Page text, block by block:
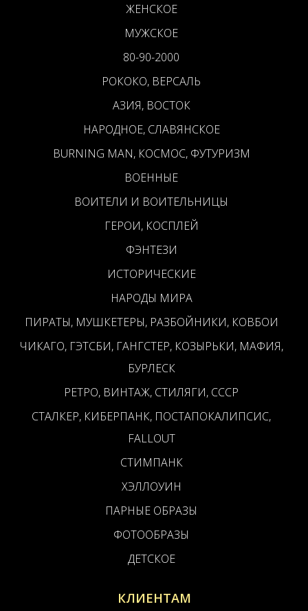
ЖЕНСКОЕ
МУЖСКОЕ
80-90-2000
РОКОКО, ВЕРСАЛЬ
АЗИЯ, ВОСТОК
НАРОДНОЕ, СЛАВЯНСКОЕ
BURNING MAN, КОСМОС, ФУТУРИЗМ
ВОЕННЫЕ
ВОИТЕЛИ И ВОИТЕЛЬНИЦЫ
ГЕРОИ, КОСПЛЕЙ
ФЭНТЕЗИ
ИСТОРИЧЕСКИЕ
НАРОДЫ МИРА
ПИРАТЫ, МУШКЕТЕРЫ, РАЗБОЙНИКИ, КОВБОИ
ЧИКАГО, ГЭТСБИ, ГАНГСТЕР, КОЗЫРЬКИ, МАФИЯ,
БУРЛЕСК
РЕТРО, ВИНТАЖ, СТИЛЯГИ, СССР
СТАЛКЕР, КИБЕРПАНК, ПОСТАПОКАЛИПСИС,
FALLOUT
СТИМПАНК
ХЭЛЛОУИН
ПАРНЫЕ ОБРАЗЫ
ФОТООБРАЗЫ
ДЕТСКОЕ
КЛИЕНТАМ